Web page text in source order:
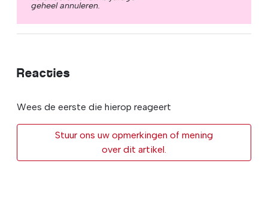
geheel annuleren.
Reacties
Wees de eerste die hierop reageert
Stuur ons uw opmerkingen of mening
over dit artikel.